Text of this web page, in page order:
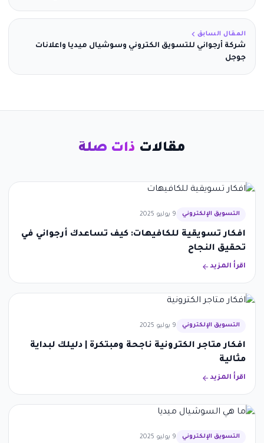
المقال السابق
شركة أرجواني للتسويق الكتروني وسوشيال ميديا واعلانات
جوجل
مقالات ذات صلة
التسويق الإلكتروني 9 يوليو 2025
افكار تسويقية للكافيهات: كيف تساعدك أرجواني في
تحقيق النجاح
اقرأ المزيد
التسويق الإلكتروني 9 يوليو 2025
افكار متاجر الكترونية ناجحة ومبتكرة | دليلك لبداية
مثالية
اقرأ المزيد
التسويق الإلكتروني 9 يوليو 2025